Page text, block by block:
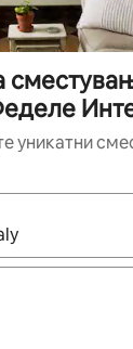
уникатни